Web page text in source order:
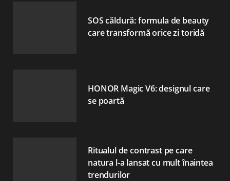
SOS căldură: formula de beauty
care transformă orice zi toridă
HONOR Magic V6: designul care
se poartă
Ritualul de contrast pe care
natura l-a lansat cu mult înaintea
trendurilor